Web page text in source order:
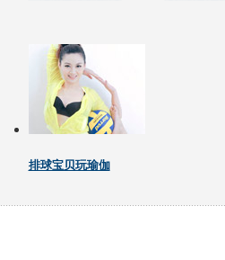
排球宝贝玩瑜伽